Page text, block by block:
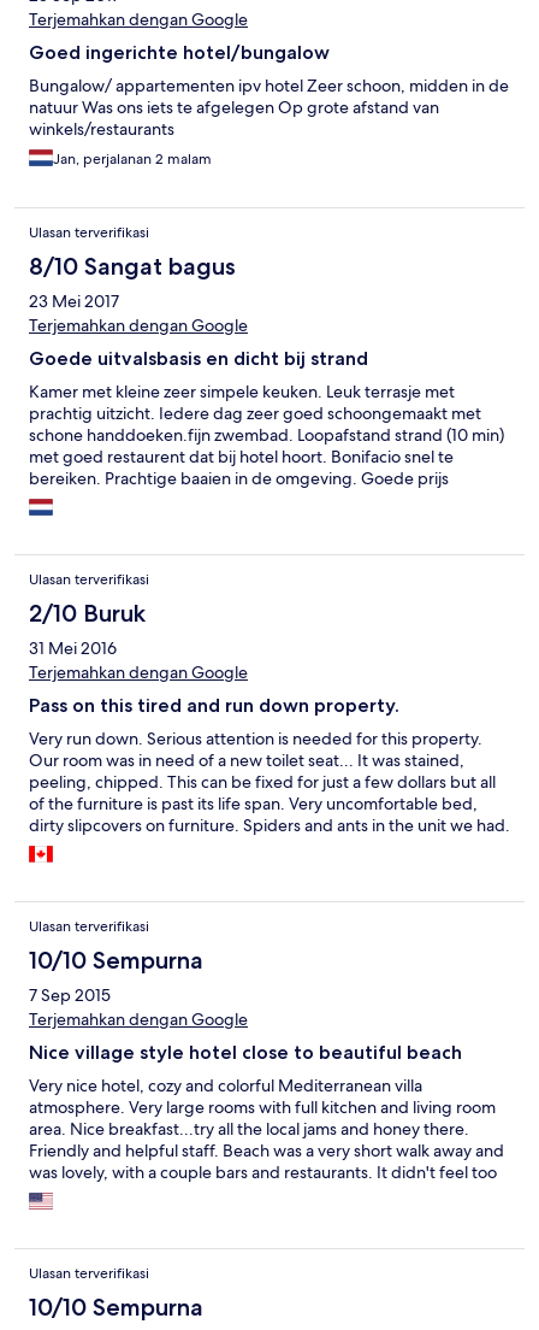
Terjemahkan dengan Google
Goed ingerichte hotel/bungalow
Bungalow/ appartementen ipv hotel Zeer schoon, midden in de
natuur Was ons iets te afgelegen Op grote afstand van
winkels/restaurants
Jan, perjalanan 2 malam
Ulasan terverifikasi
8/10 Sangat bagus
23 Mei 2017
Terjemahkan dengan Google
Goede uitvalsbasis en dicht bij strand
Kamer met kleine zeer simpele keuken. Leuk terrasje met
prachtig uitzicht. Iedere dag zeer goed schoongemaakt met
schone handdoeken.fijn zwembad. Loopafstand strand (10 min)
met goed restaurent dat bij hotel hoort. Bonifacio snel te
bereiken. Prachtige baaien in de omgeving. Goede prijs
kwaliteit verhouding.
Ulasan terverifikasi
2/10 Buruk
31 Mei 2016
Terjemahkan dengan Google
Pass on this tired and run down property.
Very run down. Serious attention is needed for this property.
Our room was in need of a new toilet seat... It was stained,
peeling, chipped. This can be fixed for just a few dollars but all
of the furniture is past its life span. Very uncomfortable bed,
dirty slipcovers on furniture. Spiders and ants in the unit we had.
Friendly staff and close drive to the beach are the positives.
Ulasan terverifikasi
10/10 Sempurna
7 Sep 2015
Terjemahkan dengan Google
Nice village style hotel close to beautiful beach
Very nice hotel, cozy and colorful Mediterranean villa
atmosphere. Very large rooms with full kitchen and living room
area. Nice breakfast...try all the local jams and honey there.
Friendly and helpful staff. Beach was a very short walk away and
was lovely, with a couple bars and restaurants. It didn't feel too
touristy like some areas which was great.
Ulasan terverifikasi
10/10 Sempurna